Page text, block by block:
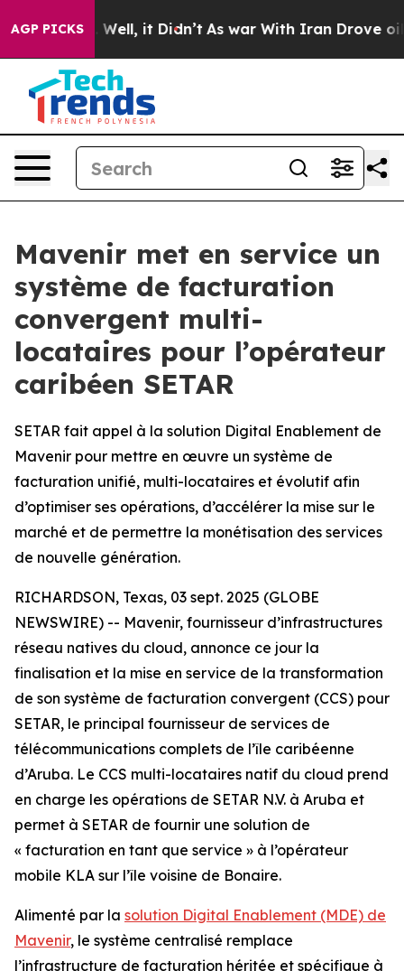
AGP PICKS
40%. Well, it Didn’t As war With Iran Drove oil
Mavenir met en service un
système de facturation
convergent multi-
locataires pour l’opérateur
caribéen SETAR
SETAR fait appel à la solution Digital Enablement de
Mavenir pour mettre en œuvre un système de
facturation unifié, multi-locataires et évolutif afin
d’optimiser ses opérations, d’accélérer la mise sur le
marché et de permettre la monétisation des services
de nouvelle génération.
RICHARDSON, Texas, 03 sept. 2025 (GLOBE
NEWSWIRE) -- Mavenir, fournisseur d’infrastructures
réseau natives du cloud, annonce ce jour la
finalisation et la mise en service de la transformation
de son système de facturation convergent (CCS) pour
SETAR, le principal fournisseur de services de
télécommunications complets de l’île caribéenne
d’Aruba. Le CCS multi-locataires natif du cloud prend
en charge les opérations de SETAR N.V. à Aruba et
permet à SETAR de fournir une solution de
« facturation en tant que service » à l’opérateur
mobile KLA sur l’île voisine de Bonaire.
Alimenté par la solution Digital Enablement (MDE) de
Mavenir, le système centralisé remplace
l’infrastructure de facturation héritée et spécifique à